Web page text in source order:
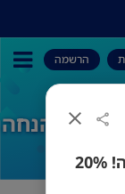
אחראי/ת משמרת H&M מלחה! 20%
הרשמה
אחראי/ת משמרת H&M מלחה! 20% הנחה